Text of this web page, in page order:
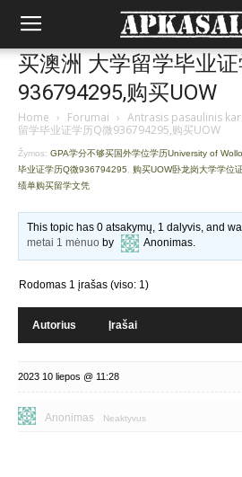
买澳洲 大学留学毕业
936794295,购买UOW
Home › Forumai › Antrasis pasaulinis
留学毕业证学历Q微936794295,购买UOW
Žymos: GPA学分不够买国外学位学历University of
毕业证学历Q微936794295
购买UOW卧龙岗大学学位
绩单购买留学文凭
This topic has 0 atsakymų, 1 dalyvis, and
metai 1 mėnuo by Anonimas.
Rodomas 1 įrašas (viso: 1)
Autorius Įrašai
2023 10 liepos @ 11:28
Anonimas Neaktyvus